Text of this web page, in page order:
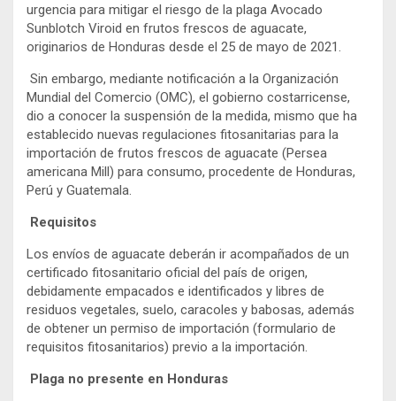
urgencia para mitigar el riesgo de la plaga Avocado
Sunblotch Viroid en frutos frescos de aguacate,
originarios de Honduras desde el 25 de mayo de 2021.
Sin embargo, mediante notificación a la Organización
Mundial del Comercio (OMC), el gobierno costarricense,
dio a conocer la suspensión de la medida, mismo que ha
establecido nuevas regulaciones fitosanitarias para la
importación de frutos frescos de aguacate (Persea
americana Mill) para consumo, procedente de Honduras,
Perú y Guatemala.
Requisitos
Los envíos de aguacate deberán ir acompañados de un
certificado fitosanitario oficial del país de origen,
debidamente empacados e identificados y libres de
residuos vegetales, suelo, caracoles y babosas, además
de obtener un permiso de importación (formulario de
requisitos fitosanitarios) previo a la importación.
Plaga no presente en Honduras